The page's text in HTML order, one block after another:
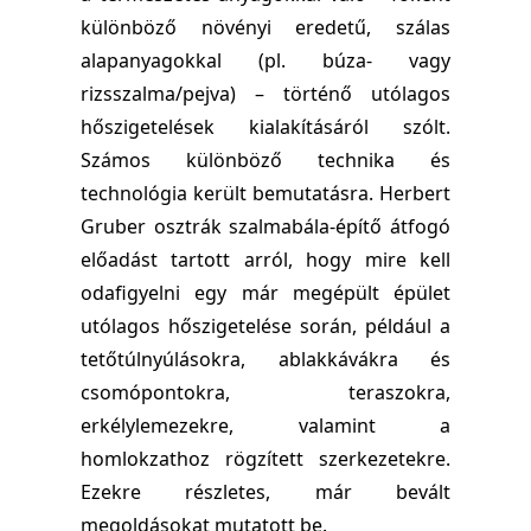
különböző növényi eredetű, szálas
alapanyagokkal (pl. búza- vagy
rizsszalma/pejva) – történő utólagos
hőszigetelések kialakításáról szólt.
Számos különböző technika és
technológia került bemutatásra. Herbert
Gruber osztrák szalmabála-építő átfogó
előadást tartott arról, hogy mire kell
odafigyelni egy már megépült épület
utólagos hőszigetelése során, például a
tetőtúlnyúlásokra, ablakkávákra és
csomópontokra, teraszokra,
erkélylemezekre, valamint a
homlokzathoz rögzített szerkezetekre.
Ezekre részletes, már bevált
megoldásokat mutatott be.